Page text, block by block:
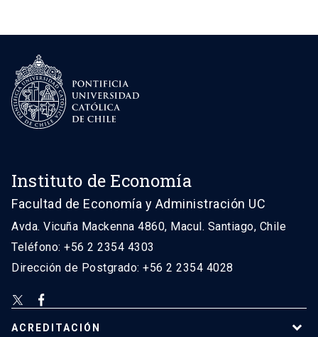
Instituto de Economía
Facultad de Economía y Administración UC
Avda. Vicuña Mackenna 4860, Macul. Santiago, Chile
Teléfono: +56 2 2354 4303
Dirección de Postgrado: +56 2 2354 4028
ACREDITACIÓN